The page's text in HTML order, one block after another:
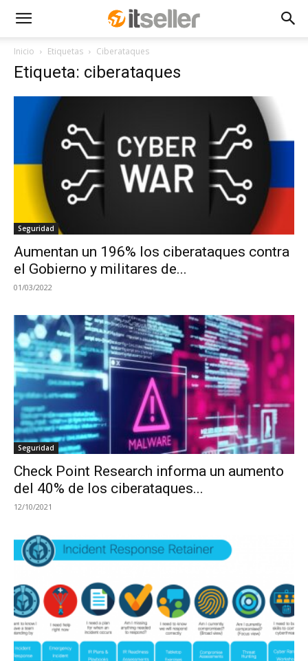
Inicio Etiquetas Ciberataques
Etiqueta: ciberataques
Seguridad
Aumentan un 196% los ciberataques contra
el Gobierno y militares de...
01/03/2022
Seguridad
Check Point Research informa un aumento
del 40% de los ciberataques...
12/10/2021